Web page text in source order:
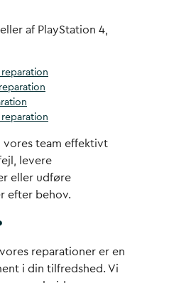
af PlayStation 4,
reparation
reparation
vores team effektivt
levere
eller udføre
efter behov.
reparationer er en
i din tilfredshed. Vi